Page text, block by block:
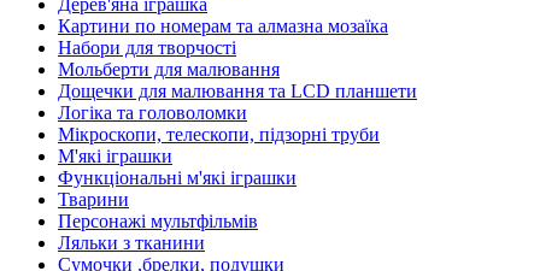
Дерев'яна іграшка
Картини по номерам та алмазна мозаїка
Набори для творчості
Мольберти для малювання
Дощечки для малювання та LCD планшети
Логіка та головоломки
Мікроскопи, телескопи, підзорні труби
М'які іграшки
Функціональні м'які іграшки
Тварини
Персонажі мультфільмів
Ляльки з тканини
Сумочки ,брелки, подушки